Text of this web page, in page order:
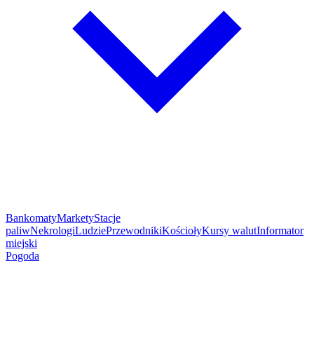
BankomatyMarketyStacje
paliwNekrologiLudziePrzewodnikiKościołyKursy walutInformator
miejski
Pogoda